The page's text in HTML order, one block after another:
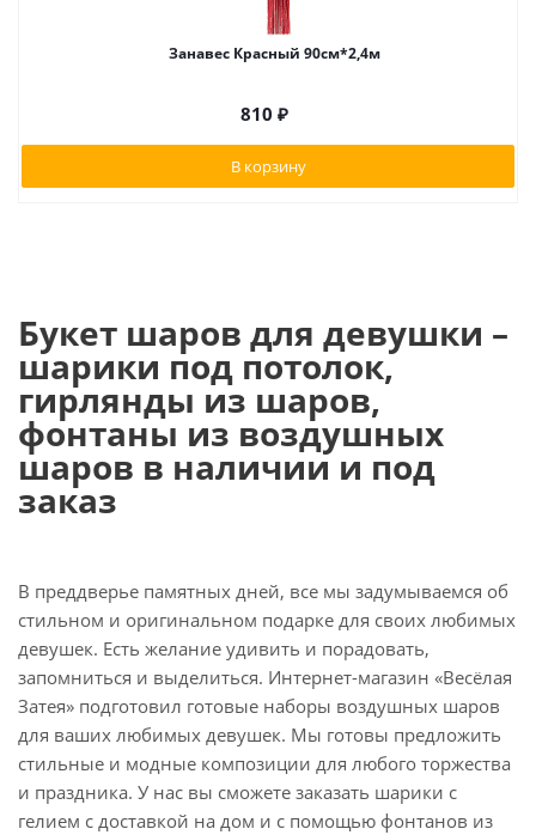
Занавес Красный 90см*2,4м
810 ₽
В корзину
Букет шаров для девушки –
шарики под потолок,
гирлянды из шаров,
фонтаны из воздушных
шаров в наличии и под
заказ
В преддверье памятных дней, все мы задумываемся об
стильном и оригинальном подарке для своих любимых
девушек. Есть желание удивить и порадовать,
запомниться и выделиться. Интернет-магазин «Весёлая
Затея» подготовил готовые наборы воздушных шаров
для ваших любимых девушек. Мы готовы предложить
стильные и модные композиции для любого торжества
и праздника. У нас вы сможете заказать шарики с
гелием с доставкой на дом и с помощью фонтанов из